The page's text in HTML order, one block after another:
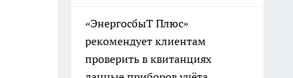
«ЭнергосбыТ Плюс»
рекомендует клиентам
проверить в квитанциях